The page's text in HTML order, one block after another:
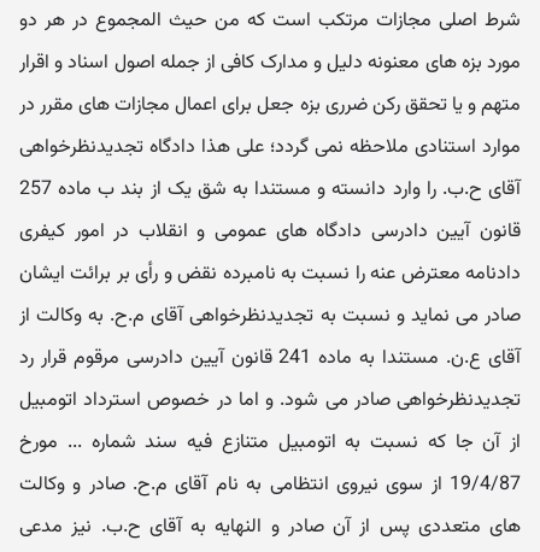
شرط اصلی مجازات مرتکب است که من حیث المجموع در هر دو
مورد بزه های معنونه دلیل و مدارک کافی از جمله اصول اسناد و اقرار
متهم و یا تحقق رکن ضرری بزه جعل برای اعمال مجازات های مقرر در
موارد استنادی ملاحظه نمی گردد؛ علی هذا دادگاه تجدیدنظرخواهی
آقای ح.ب. را وارد دانسته و مستندا به شق یک از بند ب ماده 257
قانون آیین دادرسی دادگاه های عمومی و انقلاب در امور کیفری
دادنامه معترض عنه را نسبت به نامبرده نقض و رأی بر برائت ایشان
صادر می نماید و نسبت به تجدیدنظرخواهی آقای م.ح. به وکالت از
آقای ع.ن. مستندا به ماده 241 قانون آیین دادرسی مرقوم قرار رد
تجدیدنظرخواهی صادر می شود. و اما در خصوص استرداد اتومبیل
از آن جا که نسبت به اتومبیل متنازع فیه سند شماره ... مورخ
19/4/87 از سوی نیروی انتظامی به نام آقای م.ح. صادر و وکالت
های متعددی پس از آن صادر و النهایه به آقای ح.ب. نیز مدعی